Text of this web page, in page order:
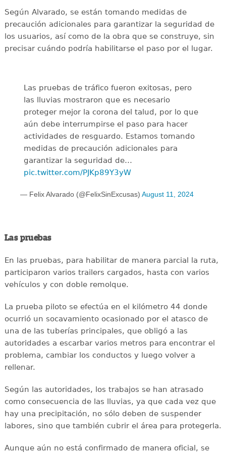
Según Alvarado, se están tomando medidas de
precaución adicionales para garantizar la seguridad de
los usuarios, así como de la obra que se construye, sin
precisar cuándo podría habilitarse el paso por el lugar.
Las pruebas de tráfico fueron exitosas, pero
las lluvias mostraron que es necesario
proteger mejor la corona del talud, por lo que
aún debe interrumpirse el paso para hacer
actividades de resguardo. Estamos tomando
medidas de precaución adicionales para
garantizar la seguridad de…
pic.twitter.com/PJKp89Y3yW
— Felix Alvarado (@FelixSinExcusas) August 11, 2024
Las pruebas
En las pruebas, para habilitar de manera parcial la ruta,
participaron varios trailers cargados, hasta con varios
vehículos y con doble remolque.
La prueba piloto se efectúa en el kilómetro 44 donde
ocurrió un socavamiento ocasionado por el atasco de
una de las tuberías principales, que obligó a las
autoridades a escarbar varios metros para encontrar el
problema, cambiar los conductos y luego volver a
rellenar.
Según las autoridades, los trabajos se han atrasado
como consecuencia de las lluvias, ya que cada vez que
hay una precipitación, no sólo deben de suspender
labores, sino que también cubrir el área para protegerla.
Aunque aún no está confirmado de manera oficial, se